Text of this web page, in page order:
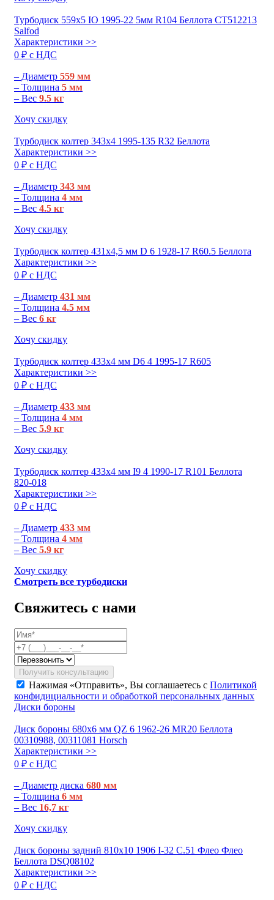
Турбодиск 559х5 IO 1995-22 5мм R104 Беллота СТ512213
Salfod
Характеристики >>
0 ₽ c НДС
– Диаметр 559 мм
– Толщина 5 мм
– Вес 9.5 кг
Хочу скидку
Турбодиск колтер 343х4 1995-135 R32 Беллота
Характеристики >>
0 ₽ c НДС
– Диаметр 343 мм
– Толщина 4 мм
– Вес 4.5 кг
Хочу скидку
Турбодиск колтер 431х4,5 мм D 6 1928-17 R60.5 Беллота
Характеристики >>
0 ₽ c НДС
– Диаметр 431 мм
– Толщина 4.5 мм
– Вес 6 кг
Хочу скидку
Турбодиск колтер 433х4 мм D6 4 1995-17 R605
Характеристики >>
0 ₽ c НДС
– Диаметр 433 мм
– Толщина 4 мм
– Вес 5.9 кг
Хочу скидку
Турбодиск колтер 433х4 мм I9 4 1990-17 R101 Беллота
820-018
Характеристики >>
0 ₽ c НДС
– Диаметр 433 мм
– Толщина 4 мм
– Вес 5.9 кг
Хочу скидку
Смотреть все турбодиски
Свяжитесь с нами
Получить консультацию
Нажимая «Отправить», Вы соглашаетесь с Политикой
конфидициальности и обработкой персональных данных
Диски бороны
Диск бороны 680х6 мм QZ 6 1962-26 MR20 Беллота
00310988, 00311081 Horsch
Характеристики >>
0 ₽ c НДС
– Диаметр диска 680 мм
– Толщина 6 мм
– Вес 16,7 кг
Хочу скидку
Диск бороны задний 810х10 1906 I-32 C.51 Флео Флео
Беллота DSQ08102
Характеристики >>
0 ₽ c НДС